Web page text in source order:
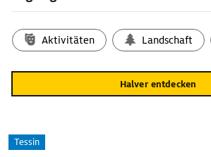
Aktivitäten Landschaft
Halver entdecken
Tessin